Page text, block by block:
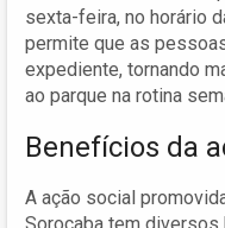
sexta-feira, no horário
permite que as
expediente, tornando
ao parque na rotina
Benefícios da
A ação social
Sorocaba tem